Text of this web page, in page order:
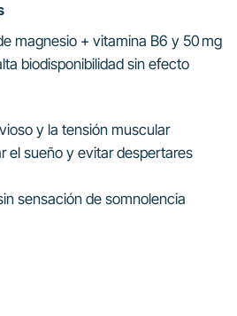
magnesio + vitamina B6 y 50 mg
biodisponibilidad sin efecto
y la tensión muscular
el sueño y evitar despertares
sensación de somnolencia